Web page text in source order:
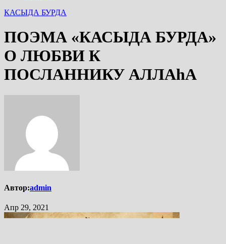
КАСЫДА БУРДА
ПОЭМА «КАСЫДА БУРДА»
О ЛЮБВИ К
ПОСЛАННИКУ АЛЛАhА
Автор:admin
Апр 29, 2021